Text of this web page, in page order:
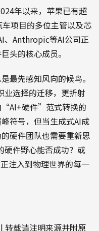
年以来，苹果已有超
项目的多位主管以及芯
、Anthropic等AI公司正
头的核心成员。
最先感知风向的候鸟。
业选择的迁移，更折射
硬件”范式转换的
符号，但当生成式AI成
硬件团队也需要重新思
硬件野心能否成功？或
注入到物理世界的每一
| 转载请注明来源并附原